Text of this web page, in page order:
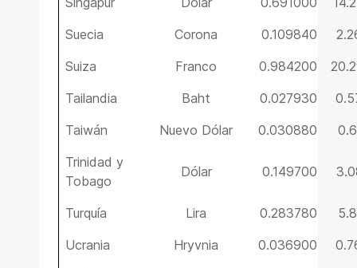
Suecia
Corona 0.109840
Suiza
Franco 0.984200
Tailandia
Baht 0.027930
Taiwán
Nuevo Dólar 0.030880
Trinidad y
Tobago
Dólar 0.149700
Turquía Lira 0.283780
Ucrania
Hryvnia 0.036900